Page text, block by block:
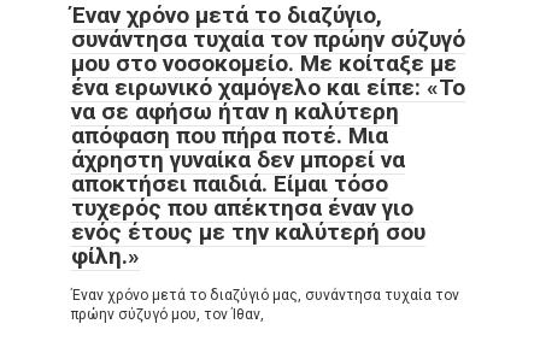
Έναν χρόνο μετά το διαζύγιο,
συνάντησα τυχαία τον πρώην σύζυγό
μου στο νοσοκομείο. Με κοίταξε με
ένα ειρωνικό χαμόγελο και είπε: «Το
να σε αφήσω ήταν η καλύτερη
απόφαση που πήρα ποτέ. Μια
άχρηστη γυναίκα δεν μπορεί να
αποκτήσει παιδιά. Είμαι τόσο
τυχερός που απέκτησα έναν γιο
ενός έτους με την καλύτερή σου
φίλη.»
Έναν χρόνο μετά το διαζύγιό μας, συνάντησα τυχαία τον
πρώην σύζυγό μου, τον Ίθαν,